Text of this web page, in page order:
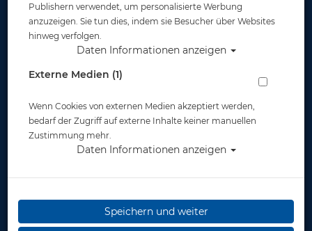
Armband - D4i Novo - Pink #
Artikelnr.: su-SS020446000
Herstellerpreis: 50,00 €
Lieferbar
Publishern verwendet, um personalisierte Werbung
anzuzeigen. Sie tun dies, indem sie Besucher über Websites
hinweg verfolgen.
Daten Informationen anzeigen
Externe Medien (1)
Wenn Cookies von externen Medien akzeptiert werden,
bedarf der Zugriff auf externe Inhalte keiner manuellen
Zustimmung mehr.
Daten Informationen anzeigen
Speichern und weiter